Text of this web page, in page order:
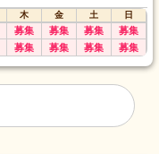
木 金 土
日
募集 募集 募集 募集
募集 募集 募集 募集